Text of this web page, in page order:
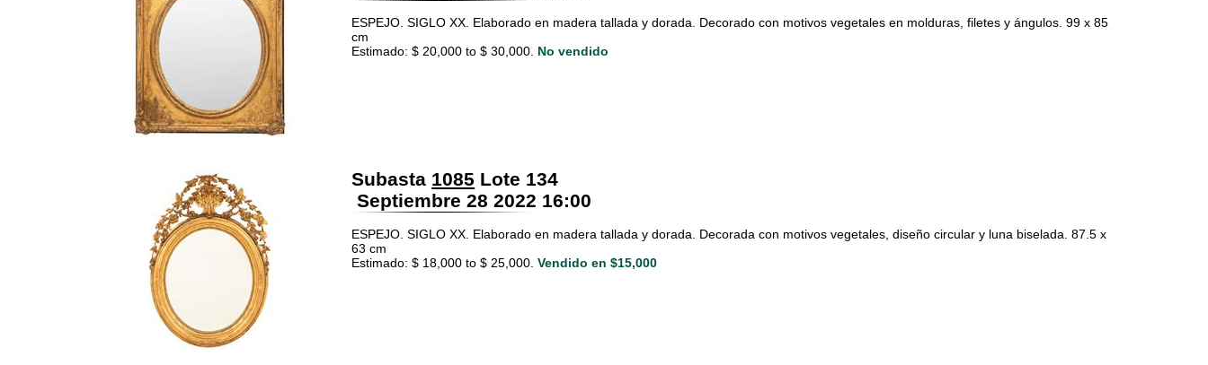
ESPEJO. SIGLO XX. Elaborado en madera tallada y dorada. Decorado con motivos vegetales en molduras, filetes y ángulos. 99 x 85
cm
Estimado: $ 20,000 to $ 30,000. No vendido
Subasta 1085 Lote 134
Septiembre 28 2022 16:00
ESPEJO. SIGLO XX. Elaborado en madera tallada y dorada. Decorada con motivos vegetales, diseño circular y luna biselada. 87.5 x
63 cm
Estimado: $ 18,000 to $ 25,000. Vendido en $15,000